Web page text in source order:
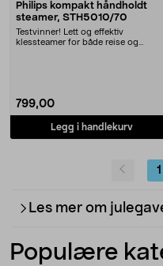
Philips kompakt håndholdt
steamer, STH5010/70
Testvinner! Lett og effektiv
klessteamer for både reise og
799,00
Legg i handlekurv
1
Les mer om
Populære